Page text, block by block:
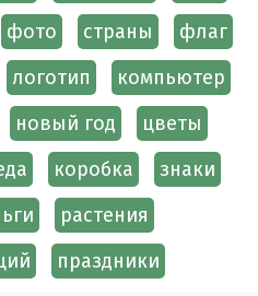
фото страны
флаг
логотип
компьютер
новый год
цветы
коробка
знаки
растения
праздники